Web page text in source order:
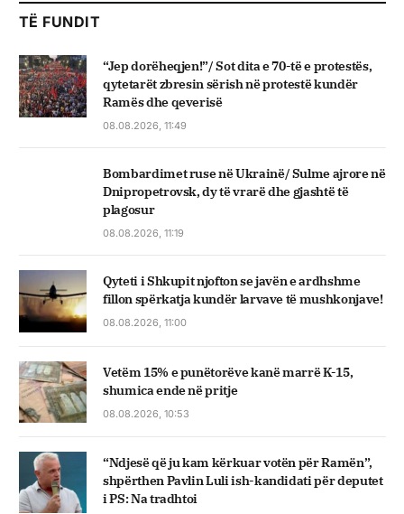
TË FUNDIT
“Jep dorëheqjen!”/ Sot dita e 70-të e protestës,
qytetarët zbresin sërish në protestë kundër
Ramës dhe qeverisë
08.08.2026, 11:49
Bombardimet ruse në Ukrainë/ Sulme ajrore në
Dnipropetrovsk, dy të vrarë dhe gjashtë të
plagosur
08.08.2026, 11:19
Qyteti i Shkupit njofton se javën e ardhshme
fillon spërkatja kundër larvave të mushkonjave!
08.08.2026, 11:00
Vetëm 15% e punëtorëve kanë marrë K-15,
shumica ende në pritje
08.08.2026, 10:53
“Ndjesë që ju kam kërkuar votën për Ramën”,
shpërthen Pavlin Luli ish-kandidati për deputet
i PS: Na tradhtoi